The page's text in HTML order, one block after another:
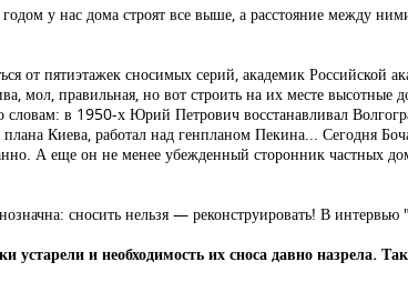
у нас дома строят все выше, а расстояние между
от пятиэтажек сносимых серий, академик Российской
мол, правильная, но вот строить на их месте высотные
в 1950-х Юрий Петрович восстанавливал
Киева, работал над генпланом Пекина... Сегодня
А еще он не менее убежденный сторонник частных
сносить нельзя — реконструировать! В
и необходимость их сноса давно назрела.